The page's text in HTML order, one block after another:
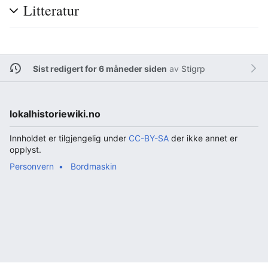
Litteratur
Sist redigert for 6 måneder siden av Stigrp
lokalhistoriewiki.no
Innholdet er tilgjengelig under CC-BY-SA der ikke annet er
opplyst.
Personvern
Bordmaskin